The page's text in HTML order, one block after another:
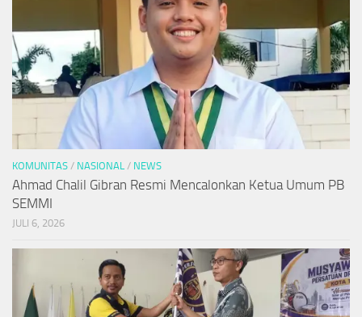
KOMUNITAS / NASIONAL / NEWS
Ahmad Chalil Gibran Resmi Mencalonkan Ketua Umum PB
SEMMI
JULI 6, 2026